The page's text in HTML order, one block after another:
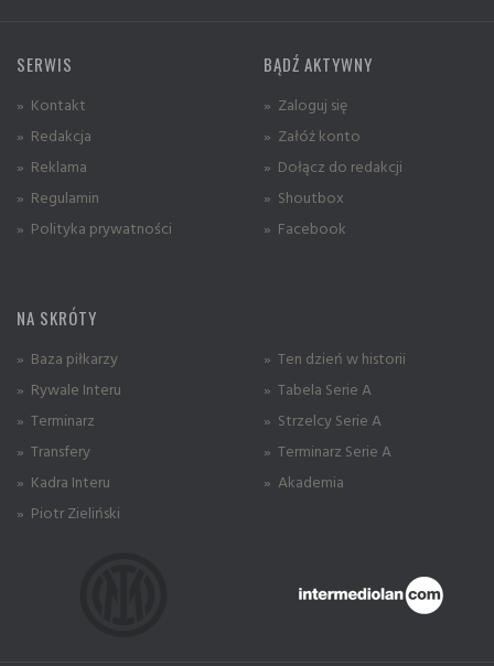
SERWIS
» Kontakt
» Redakcja
» Reklama
» Regulamin
» Polityka prywatności
BĄDŹ AKTYWNY
» Zaloguj się
» Załóż konto
» Dołącz do redakcji
» Shoutbox
» Facebook
NA SKRÓTY
» Baza piłkarzy
» Rywale Interu
» Terminarz
» Transfery
» Kadra Interu
» Piotr Zieliński
» Ten dzień w historii
» Tabela Serie A
» Strzelcy Serie A
» Terminarz Serie A
» Akademia